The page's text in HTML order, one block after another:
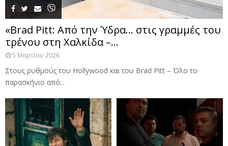
«Brad Pitt: Από την Ύδρα… στις γραμμές του
τρένου στη Χαλκίδα –...
5 Μαρτίου 2026
Στους ρυθμούς του Hollywood και του Brad Pitt – Όλο το
παρασκήνιο από...